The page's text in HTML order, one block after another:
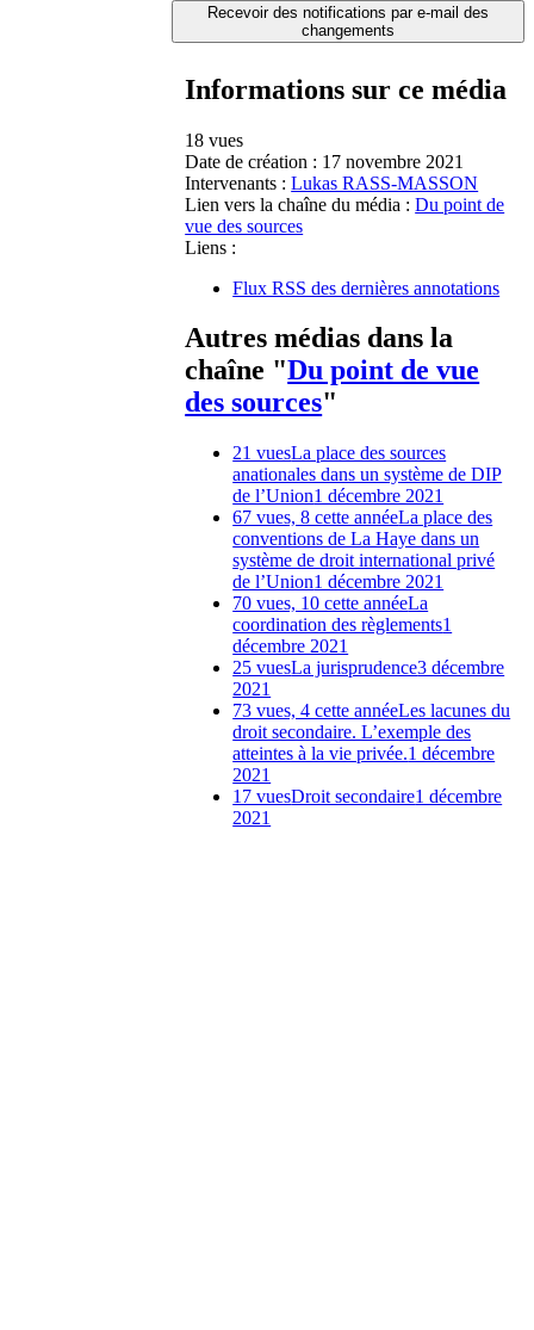
Recevoir des notifications par e-mail des
changements
Informations sur ce média
18 vues
Date de création : 17 novembre 2021
Intervenants : Lukas RASS-MASSON
Lien vers la chaîne du média : Du point de
vue des sources
Liens :
Flux RSS des dernières annotations
Autres médias dans la
chaîne "Du point de vue
des sources"
21 vuesLa place des sources
anationales dans un système de DIP
de l’Union1 décembre 2021
67 vues, 8 cette annéeLa place des
conventions de La Haye dans un
système de droit international privé
de l’Union1 décembre 2021
70 vues, 10 cette annéeLa
coordination des règlements1
décembre 2021
25 vuesLa jurisprudence3 décembre
2021
73 vues, 4 cette annéeLes lacunes du
droit secondaire. L’exemple des
atteintes à la vie privée.1 décembre
2021
17 vuesDroit secondaire1 décembre
2021